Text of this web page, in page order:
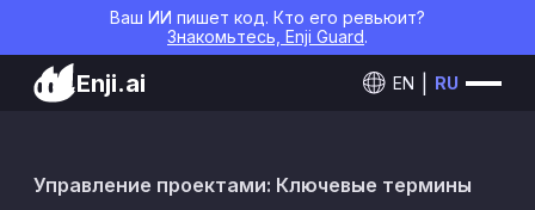
Ваш ИИ пишет код. Кто его ревьюит?
Знакомьтесь, Enji Guard.
Enji.ai EN RU
Управление проектами: Ключевые термины